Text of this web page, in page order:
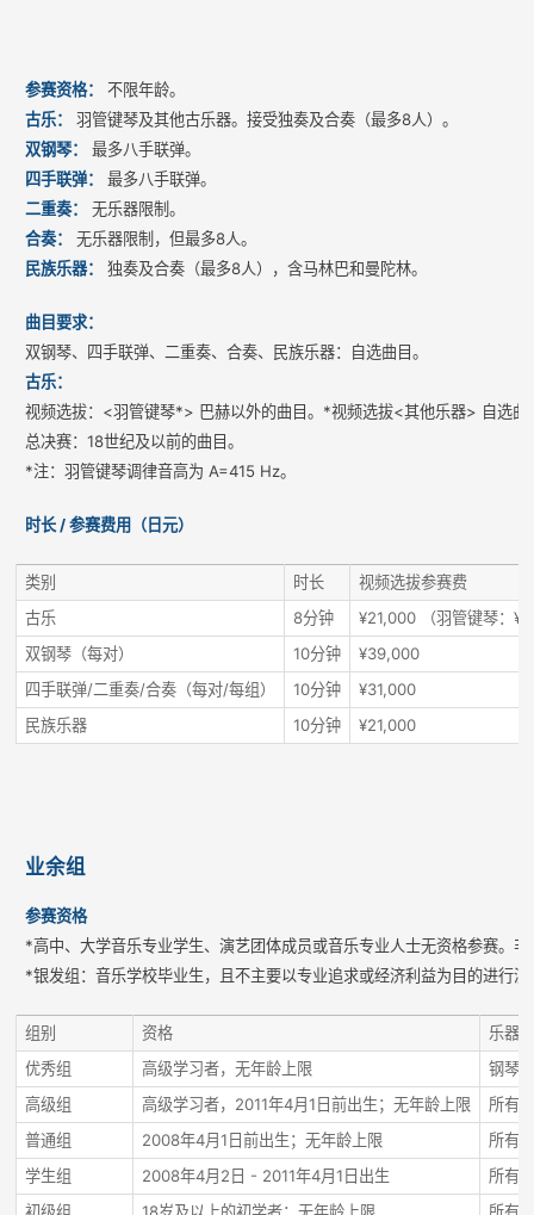
参赛资格：
不限年龄。
古乐：
羽管键琴及其他古乐器。接受独奏及合奏（最多8人）。
双钢琴：
最多八手联弹。
四手联弹：
最多八手联弹。
二重奏：
无乐器限制。
合奏：
无乐器限制，但最多8人。
民族乐器：
独奏及合奏（最多8人），含马林巴和曼陀林。
曲目要求：
双钢琴、四手联弹、二重奏、合奏、民族乐器：自选曲目。
古乐：
视频选拔：<羽管键琴*> 巴赫以外的曲目。*视频选拔<其他乐器> 自选曲
总决赛：18世纪及以前的曲目。
*注：羽管键琴调律音高为 A=415 Hz。
时长 / 参赛费用（日元）
类别 时长
视频选拔参赛费
古乐
8分钟
¥21,000 （羽管键琴：
双钢琴（每对）
10分钟
¥39,000
四手联弹/二重奏/合奏（每对/每组）
10分钟
¥31,000
民族乐器
10分钟 ¥21,000
业余组
参赛资格
*高中、大学音乐专业学生、演艺团体成员或音乐专业人士无资格参赛。
*银发组：音乐学校毕业生，且不主要以专业追求或经济利益为目的进行
组别 资格
乐器
优秀组
高级学习者，无年龄上限
钢琴
高级组
高级学习者，2011年4月1日前出生；无年龄上限
所有
普通组
2008年4月1日前出生；无年龄上限
所有
学生组
2008年4月2日 - 2011年4月1日出生
所有